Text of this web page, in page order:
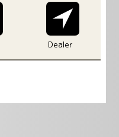
Dealer